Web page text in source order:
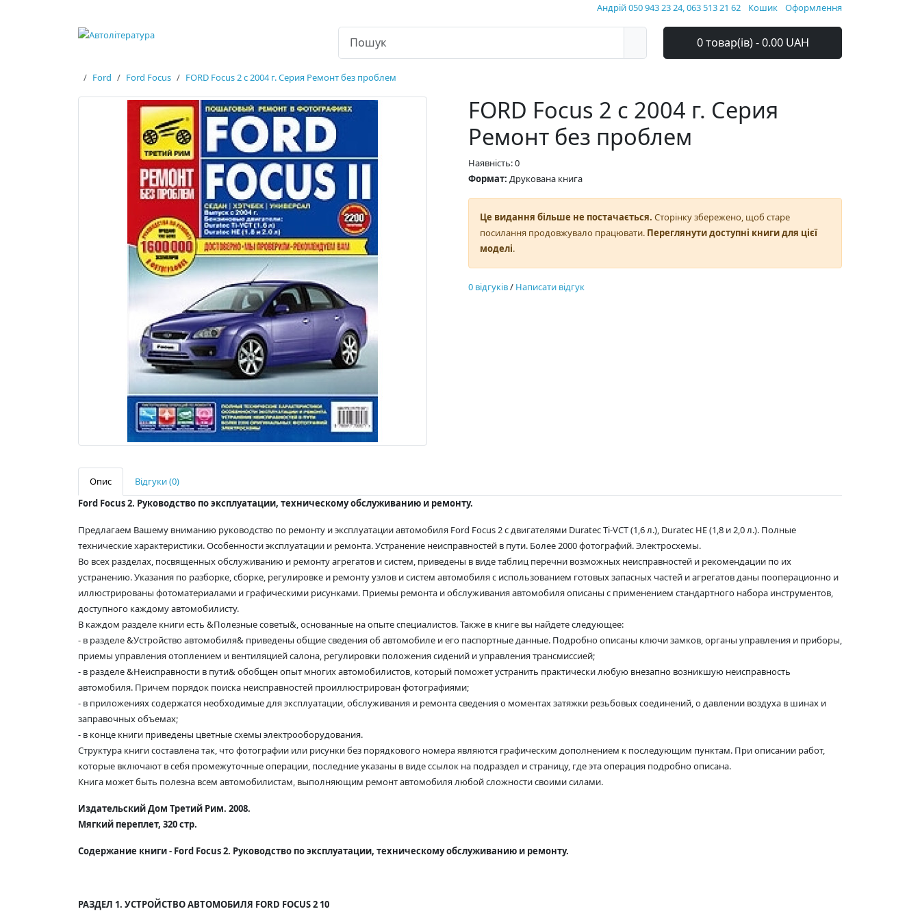
Андрій 050 943 23 24, 063 513 21 62 Кошик Оформлення
0 товар(ів) - 0.00 UAH
Ford Ford Focus FORD Focus 2 с 2004 г. Серия Ремонт без проблем
FORD Focus 2 с 2004 г. Серия
Ремонт без проблем
Наявність: 0
Формат: Друкована книга
Це видання більше не постачається. Сторінку збережено, щоб старе
посилання продовжувало працювати. Переглянути доступні книги для цієї
моделі.
0 відгуків/ Написати відгук
Опис
Відгуки (0)
Ford Focus 2. Руководство по эксплуатации, техническому обслуживанию и ремонту.
Предлагаем Вашему вниманию руководство по ремонту и эксплуатации автомобиля Ford Focus 2 с двигателями Duratec Ti-VCT (1,6 л.), Duratec HE (1,8 и 2,0 л.). Полные
технические характеристики. Особенности эксплуатации и ремонта. Устранение неисправностей в пути. Более 2000 фотографий. Электросхемы.
Во всех разделах, посвященных обслуживанию и ремонту агрегатов и систем, приведены в виде таблиц перечни возможных неисправностей и рекомендации по их
устранению. Указания по разборке, сборке, регулировке и ремонту узлов и систем автомобиля с использованием готовых запасных частей и агрегатов даны пооперационно и
иллюстрированы фотоматериалами и графическими рисунками. Приемы ремонта и обслуживания автомобиля описаны с применением стандартного набора инструментов,
доступного каждому автомобилисту.
В каждом разделе книги есть &Полезные советы&, основанные на опыте специалистов. Также в книге вы найдете следующее:
- в разделе &Устройство автомобиля& приведены общие сведения об автомобиле и его паспортные данные. Подробно описаны ключи замков, органы управления и приборы,
приемы управления отоплением и вентиляцией салона, регулировки положения сидений и управления трансмиссией;
- в разделе &Неисправности в пути& обобщен опыт многих автомобилистов, который поможет устранить практически любую внезапно возникшую неисправность
автомобиля. Причем порядок поиска неисправностей проиллюстрирован фотографиями;
- в приложениях содержатся необходимые для эксплуатации, обслуживания и ремонта сведения о моментах затяжки резьбовых соединений, о давлении воздуха в шинах и
заправочных объемах;
- в конце книги приведены цветные схемы электрооборудования.
Структура книги составлена так, что фотографии или рисунки без порядкового номера являются графическим дополнением к последующим пунктам. При описании работ,
которые включают в себя промежуточные операции, последние указаны в виде ссылок на подраздел и страницу, где эта операция подробно описана.
Книга может быть полезна всем автомобилистам, выполняющим ремонт автомобиля любой сложности своими силами.
Издательский Дом Третий Рим. 2008.
Мягкий переплет, 320 стр.
Содержание книги - Ford Focus 2. Руководство по эксплуатации, техническому обслуживанию и ремонту.
РАЗДЕЛ 1. УСТРОЙСТВО АВТОМОБИЛЯ FORD FOCUS 2 10